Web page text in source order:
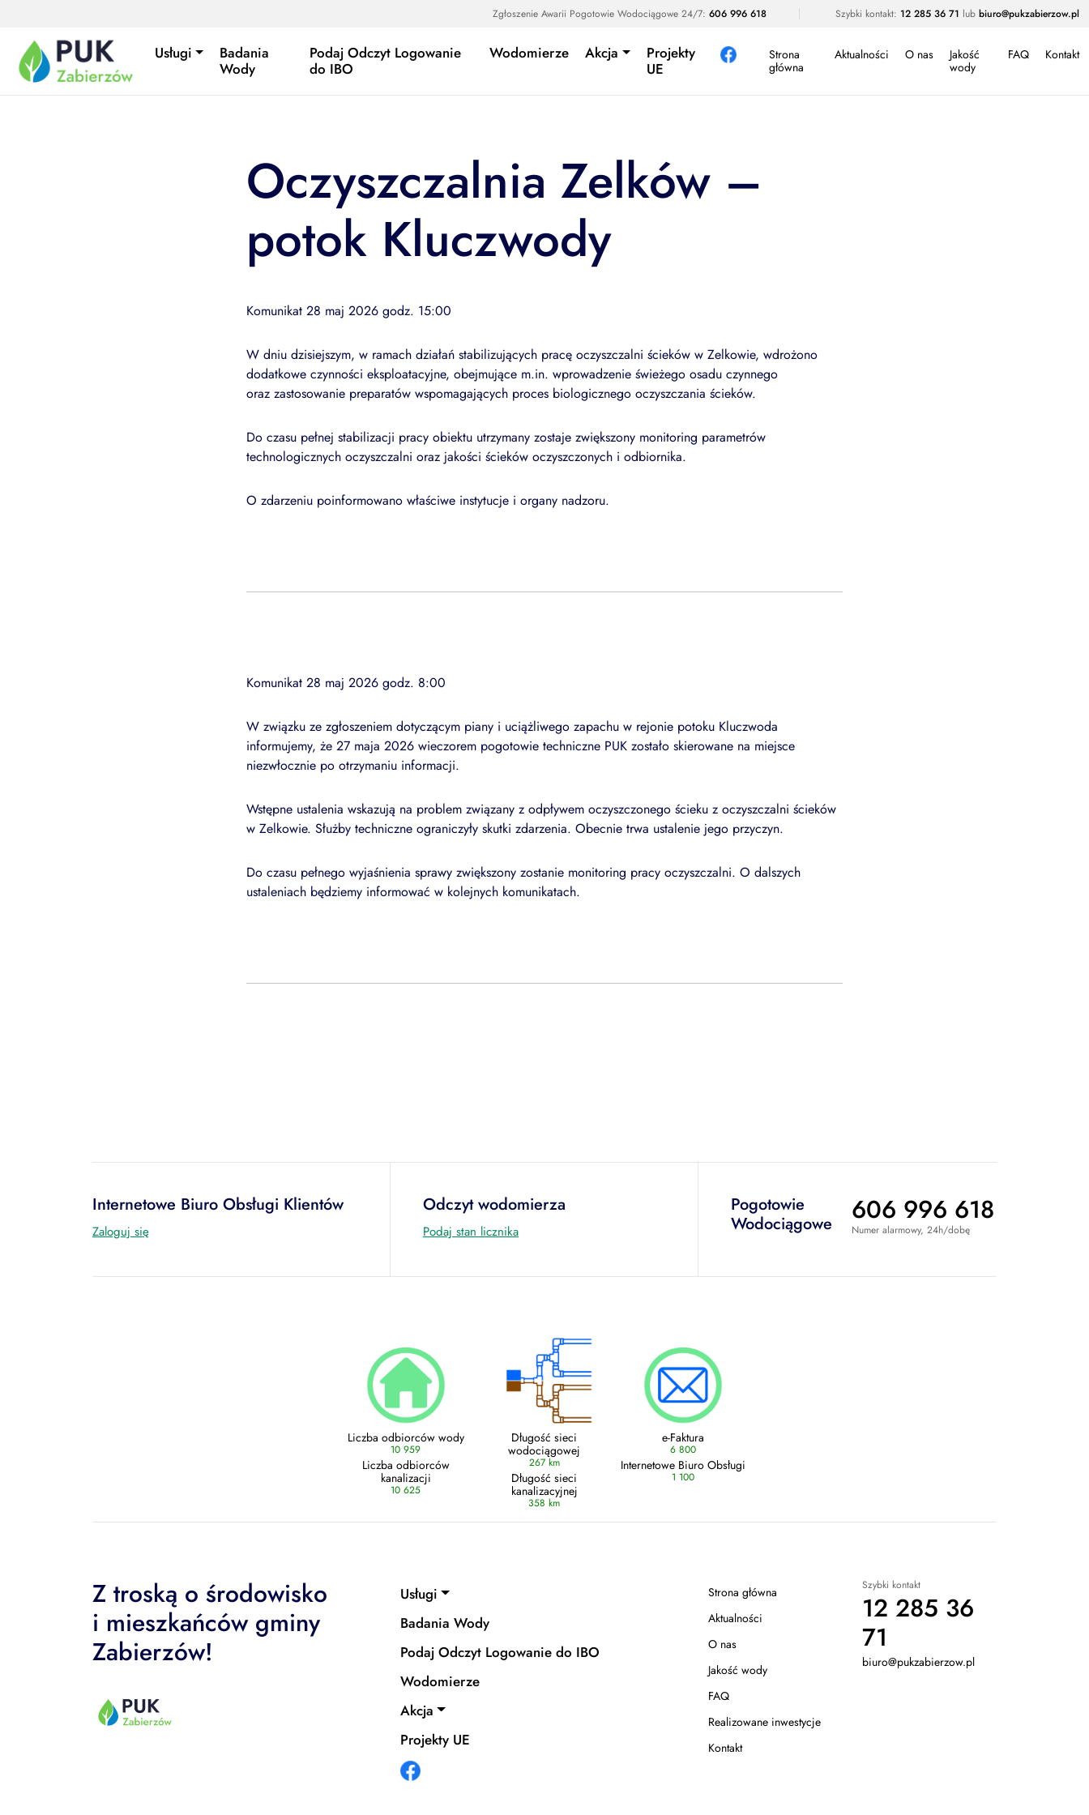
Zgłoszenie Awarii Pogotowie Wodociągowe 24/7: 606 996 618 Szybki kontakt: 12 285 36 71 lub biuro@pukzabierzow.pl
Usługi
Badania
Wody
Podaj Odczyt Logowanie
do IBO
Wodomierze Akcja
Projekty
UE
Strona
główna
Aktualności O nas
Jakość
wody
FAQ Kontakt
Oczyszczalnia Zelków –
potok Kluczwody
Komunikat 28 maj 2026 godz. 15:00
W dniu dzisiejszym, w ramach działań stabilizujących pracę oczyszczalni ścieków w Zelkowie, wdrożono
dodatkowe czynności eksploatacyjne, obejmujące m.in. wprowadzenie świeżego osadu czynnego
oraz zastosowanie preparatów wspomagających proces biologicznego oczyszczania ścieków.
Do czasu pełnej stabilizacji pracy obiektu utrzymany zostaje zwiększony monitoring parametrów
technologicznych oczyszczalni oraz jakości ścieków oczyszczonych i odbiornika.
O zdarzeniu poinformowano właściwe instytucje i organy nadzoru.
Komunikat 28 maj 2026 godz. 8:00
W związku ze zgłoszeniem dotyczącym piany i uciążliwego zapachu w rejonie potoku Kluczwoda
informujemy, że 27 maja 2026 wieczorem pogotowie techniczne PUK zostało skierowane na miejsce
niezwłocznie po otrzymaniu informacji.
Wstępne ustalenia wskazują na problem związany z odpływem oczyszczonego ścieku z oczyszczalni ścieków
w Zelkowie. Służby techniczne ograniczyły skutki zdarzenia. Obecnie trwa ustalenie jego przyczyn.
Do czasu pełnego wyjaśnienia sprawy zwiększony zostanie monitoring pracy oczyszczalni. O dalszych
ustaleniach będziemy informować w kolejnych komunikatach.
Internetowe Biuro Obsługi Klientów
Zaloguj się
Odczyt wodomierza
Podaj stan licznika
Pogotowie
Wodociągowe
606 996 618
Numer alarmowy, 24h/dobę
Liczba odbiorców wody
10 959
Liczba odbiorców
kanalizacji
10 625
Długość sieci
wodociągowej
267 km
Długość sieci
kanalizacyjnej
358 km
e-Faktura
6 800
Internetowe Biuro Obsługi
1 100
Z troską o środowisko
i mieszkańców gminy
Zabierzów!
Usługi
Badania Wody
Podaj Odczyt Logowanie do IBO
Wodomierze
Akcja
Projekty UE
Strona główna
Aktualności
O nas
Jakość wody
FAQ
Realizowane inwestycje
Kontakt
Szybki kontakt
12 285 36
71
biuro@pukzabierzow.pl